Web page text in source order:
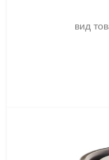
вид